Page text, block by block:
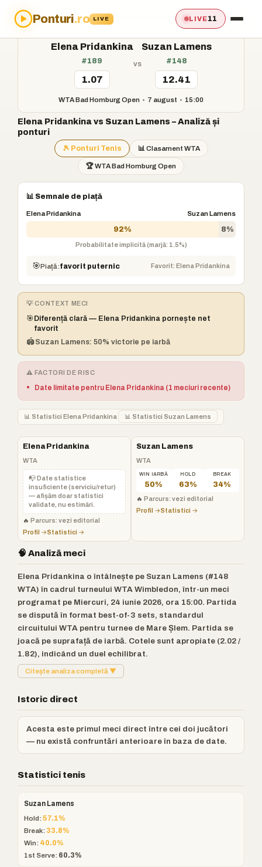
Ponturi.ro LIVE LIVE11
Acasă›Ponturi›Elena Pridankina vs Suzan Lamens
Elena Pridankina
#189
1.07
vs
Suzan Lamens
#148
12.41
WTA Bad Homburg Open • 7 august • 15:00
Elena Pridankina vs Suzan Lamens – Analiză și
ponturi
🎾 Ponturi Tenis 📊 Clasament WTA
🏆 WTA Bad Homburg Open
📊 Semnale de piață
Elena Pridankina Suzan Lamens
92% 8%
Probabilitate implicită (marjă: 1.5%)
🎯Piață:favorit puternic Favorit: Elena Pridankina
💡 CONTEXT MECI
🎯 Diferență clară — Elena Pridankina pornește net
favorit
🏟️Suzan Lamens: 50% victorie pe iarbă
⚠️ FACTORI DE RISC
• Date limitate pentru Elena Pridankina (1 meciuri recente)
📊 Statistici Elena Pridankina 📊 Statistici Suzan Lamens
Elena Pridankina
WTA
📭 Date statistice
insuficiente (serviciu/retur)
— afișăm doar statistici
validate, nu estimări.
🔥 Parcurs: vezi editorial
Profil →Statistici →
Suzan Lamens
WTA
WIN IARBĂ
50%
HOLD
63%
BREAK
34%
🔥 Parcurs: vezi editorial
Profil →Statistici →
🧠 Analiză meci
Elena Pridankina o întâlnește pe Suzan Lamens (#148
WTA) în cadrul turneului WTA Wimbledon, într-un meci
programat pe Miercuri, 24 iunie 2026, ora 15:00. Partida
se dispută în format best-of-3 sets, standardul
circuitului WTA pentru turnee de Mare Șlem. Partida se
joacă pe suprafață de iarbă. Cotele sunt apropiate (2.02 /
1.82), indicând un duel echilibrat.
Citește analiza completă ▼
Istoric direct
Acesta este primul meci direct între cei doi jucători
— nu există confruntări anterioare în baza de date.
Statistici tenis
Suzan Lamens
Hold:57.1%
Break: 33.8%
Win: 40.0%
1st Serve: 60.3%